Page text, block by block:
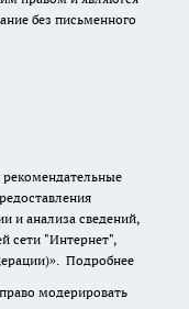
без письменного
и анализа сведений,
сети "Интернет",
Подробнее
модерировать